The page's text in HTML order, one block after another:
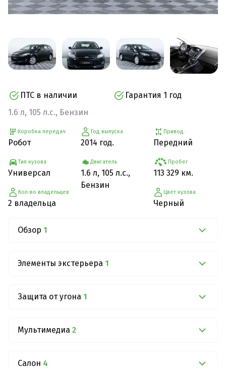
ПТС в наличии
Гарантия 1 год
1.6 л, 105 л.с., Бензин
Коробка передач
Робот
Тип кузова
Универсал
Кол-во владельцев
2 владельца
Год выпуска
2014 год.
Двигатель
1.6 л, 105 л.с.,
Бензин
Привод
Передний
Пробег
113 329 км.
Цвет кузова
Черный
Обзор 1
Элементы экстерьера 1
Защита от угона 1
Мультимедиа 2
Салон 4